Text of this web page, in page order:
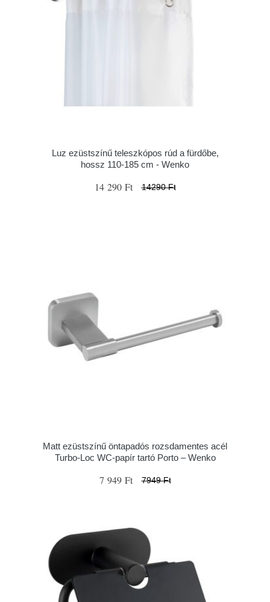
Luz ezüstszínű teleszkópos rúd a fürdőbe,
hossz 110-185 cm - Wenko
14 290 Ft 14290 Ft
Matt ezüstszínű öntapadós rozsdamentes acél
Turbo-Loc WC-papír tartó Porto – Wenko
7 949 Ft 7949 Ft